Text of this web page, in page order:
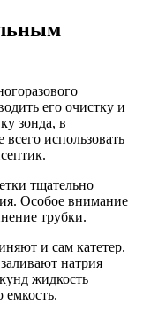
его очистку и
зонда, в
использовать
тщательно
Особое внимание
трубки.
и сам катетер.
натрия
жидкость
емкость.